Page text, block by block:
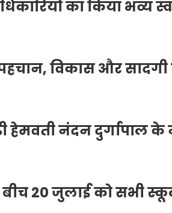
का किया भव्य
विकास और
नंदन दुर्गापाल के
20 जुलाई को सभी